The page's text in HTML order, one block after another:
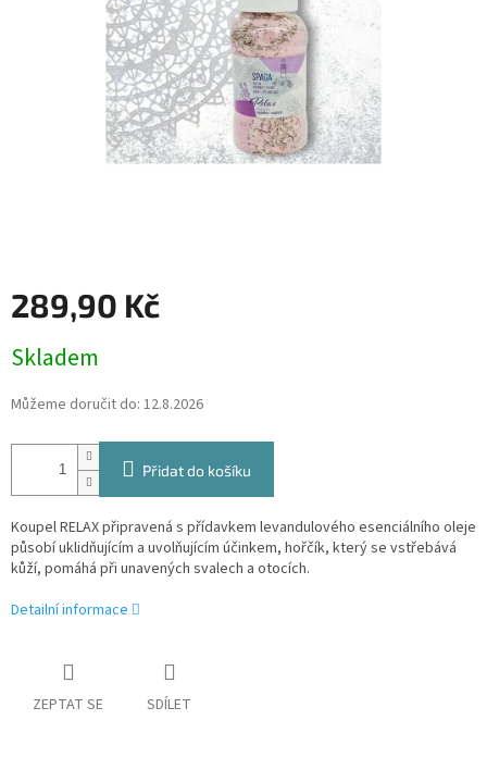
289,90 Kč
cena:
Skladem
Můžeme doručit do: 12.8.2026
Přidat do košíku
Koupel RELAX připravená s přídavkem levandulového esenciálního oleje
působí uklidňujícím a uvolňujícím účinkem, hořčík, který se vstřebává
kůží, pomáhá při unavených svalech a otocích.
Detailní informace
ZEPTAT SE SDÍLET